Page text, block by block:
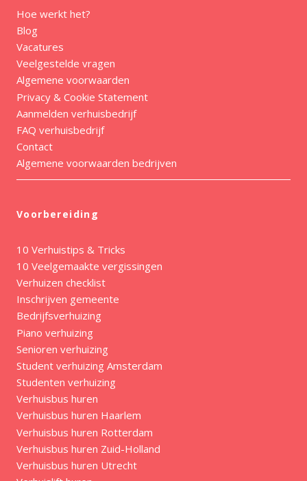
Hoe werkt het?
Blog
Vacatures
Veelgestelde vragen
Algemene voorwaarden
Privacy & Cookie Statement
Aanmelden verhuisbedrijf
FAQ verhuisbedrijf
Contact
Algemene voorwaarden bedrijven
Voorbereiding
10 Verhuistips & Tricks
10 Veelgemaakte vergissingen
Verhuizen checklist
Inschrijven gemeente
Bedrijfsverhuizing
Piano verhuizing
Senioren verhuizing
Student verhuizing Amsterdam
Studenten verhuizing
Verhuisbus huren
Verhuisbus huren Haarlem
Verhuisbus huren Rotterdam
Verhuisbus huren Zuid-Holland
Verhuisbus huren Utrecht